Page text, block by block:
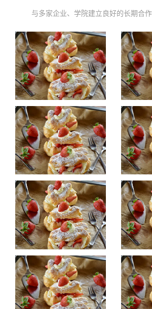
与多家企业、学院建立良好的长期合